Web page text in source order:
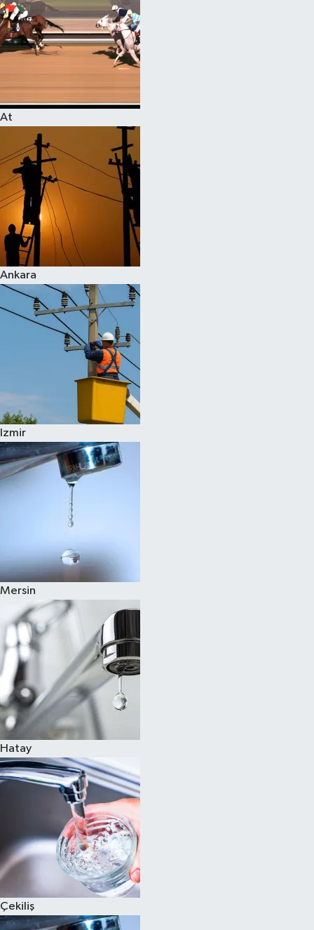
At
Ankara
Izmir
Mersin
Hatay
Çekiliş